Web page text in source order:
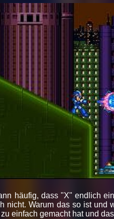
häufig, dass "X" endlich
nicht. Warum das so ist und
einfach gemacht hat und